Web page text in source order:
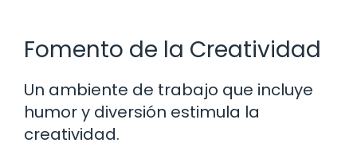
Fomento de la Creatividad
Un ambiente de trabajo que incluye
humor y diversión estimula la
creatividad.